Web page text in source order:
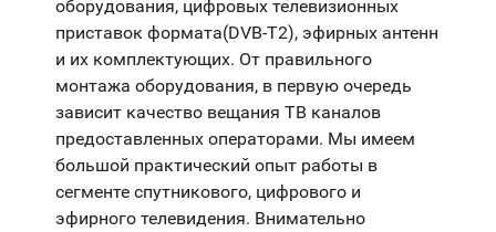
оборудования, цифровых телевизионных
приставок формата(DVB-T2), эфирных антенн
и их комплектующих. От правильного
монтажа оборудования, в первую очередь
зависит качество вещания ТВ каналов
предоставленных операторами. Мы имеем
большой практический опыт работы в
сегменте спутникового, цифрового и
эфирного телевидения. Внимательно